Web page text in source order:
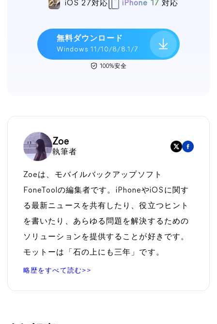
iOS 27対応 iPhone 17 対応
無料ダウンロード
Windows 11/10/8/8.1/7
100%安全
Zoe
執筆者
Zoeは、モバイルバックアップソフト
FoneToolの編集者です。iPhoneやiOSに関す
る最新ニュースを共有したり、役立つヒント
を書いたり、あらゆる問題を解決するための
ソリューションを提供することが好きです。
モットーは「石の上にも三年」です。
略歴をすべて読む>>